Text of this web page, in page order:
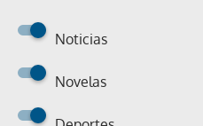
Noticias
Novelas